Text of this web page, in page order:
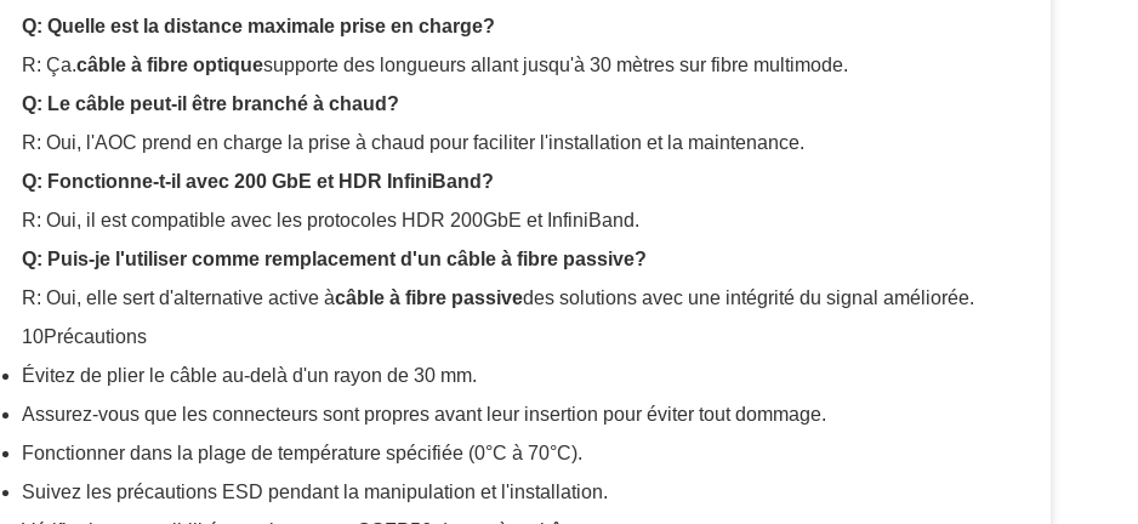
Q: Quelle est la distance maximale prise en charge?
R: Ça.câble à fibre optiquesupporte des longueurs allant jusqu'à 30 mètres sur fibre multimode.
Q: Le câble peut-il être branché à chaud?
R: Oui, l'AOC prend en charge la prise à chaud pour faciliter l'installation et la maintenance.
Q: Fonctionne-t-il avec 200 GbE et HDR InfiniBand?
R: Oui, il est compatible avec les protocoles HDR 200GbE et InfiniBand.
Q: Puis-je l'utiliser comme remplacement d'un câble à fibre passive?
R: Oui, elle sert d'alternative active àcâble à fibre passivedes solutions avec une intégrité du signal améliorée.
10Précautions
Évitez de plier le câble au-delà d'un rayon de 30 mm.
Assurez-vous que les connecteurs sont propres avant leur insertion pour éviter tout dommage.
Fonctionner dans la plage de température spécifiée (0°C à 70°C).
Suivez les précautions ESD pendant la manipulation et l'installation.